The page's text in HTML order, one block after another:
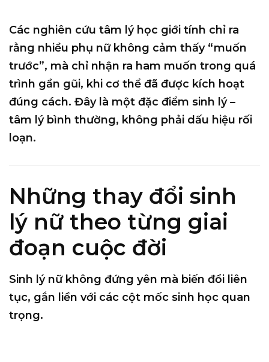
Các nghiên cứu tâm lý học giới tính chỉ ra
rằng nhiều phụ nữ không cảm thấy “muốn
trước”, mà chỉ nhận ra ham muốn trong quá
trình gần gũi, khi cơ thể đã được kích hoạt
đúng cách. Đây là một đặc điểm sinh lý –
tâm lý bình thường, không phải dấu hiệu rối
loạn.
Những thay đổi sinh
lý nữ theo từng giai
đoạn cuộc đời
Sinh lý nữ không đứng yên mà biến đổi liên
tục, gắn liền với các cột mốc sinh học quan
trọng.